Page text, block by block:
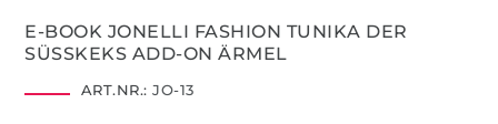
E-BOOK JONELLI FASHION TUNIKA DER
SÜSSKEKS ADD-ON ÄRMEL
ART.NR.: JO-13